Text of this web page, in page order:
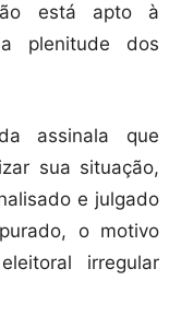
está apto à
plenitude dos
assinala que
sua situação,
e julgado
o motivo
irregular